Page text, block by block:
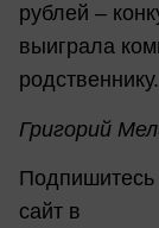
рублей –
выиграла
родственнику.
Григорий
Подпишитесь
сайт в